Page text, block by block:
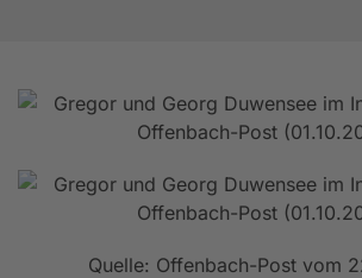
Quelle: Offenbach-Post vom